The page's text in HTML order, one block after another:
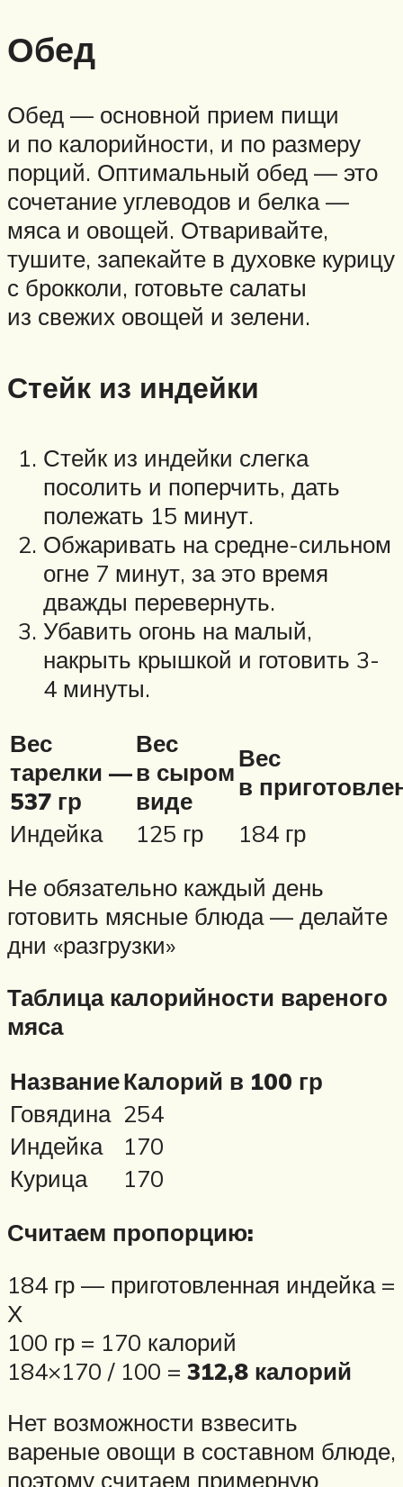
Обед
Обед — основной прием пищи
и по калорийности, и по размеру
порций. Оптимальный обед — это
сочетание углеводов и белка —
мяса и овощей. Отваривайте,
тушите, запекайте в духовке курицу
с брокколи, готовьте салаты
из свежих овощей и зелени.
Стейк из индейки
Стейк из индейки слегка
посолить и поперчить, дать
полежать 15 минут.
Обжаривать на средне-сильном
огне 7 минут, за это время
дважды перевернуть.
Убавить огонь на малый,
накрыть крышкой и готовить 3-
4 минуты.
Вес
тарелки —
537 гр
Вес
в сыром
виде
Вес
в
Индейка
125 гр
184 гр
Не обязательно каждый день
готовить мясные блюда — делайте
дни «разгрузки»
Таблица калорийности вареного
мяса
НазваниеКалорий в 100 гр
Говядина 254
Индейка
170
Курица
170
Считаем пропорцию:
184 гр — приготовленная индейка =
Х
100 гр = 170 калорий
184×170 / 100 = 312,8 калорий
Нет возможности взвесить
вареные овощи в составном блюде,
поэтому считаем примерную